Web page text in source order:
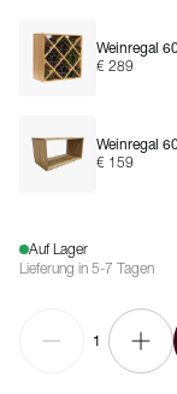
Weinregal
€ 289
Weinregal
€ 159
Auf Lager
Lieferung in 5-7 Tagen
1